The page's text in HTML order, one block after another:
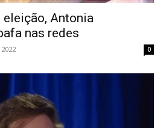
Antonia
nas redes
0